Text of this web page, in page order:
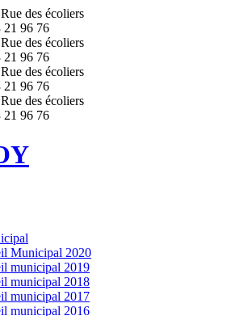
des écoliers
21 96 76
des écoliers
21 96 76
des écoliers
21 96 76
des écoliers
21 96 76
Municipal 2020
municipal 2019
municipal 2018
municipal 2017
municipal 2016